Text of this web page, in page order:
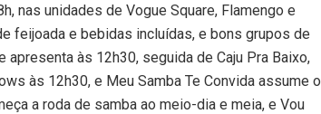
nas unidades de Vogue Square, Flamengo e
feijoada e bebidas incluídas, e bons grupos de
às 12h30, seguida de Caju Pra Baixo,
às 12h30, e Meu Samba Te Convida assume o
a roda de samba ao meio-dia e meia, e Vou